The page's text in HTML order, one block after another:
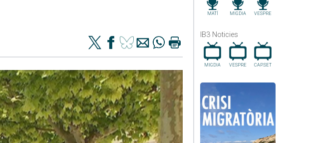
MATÍ MIGDIA VESPRE
IB3 Noticies
MIGDIA VESPRE CAP.SET